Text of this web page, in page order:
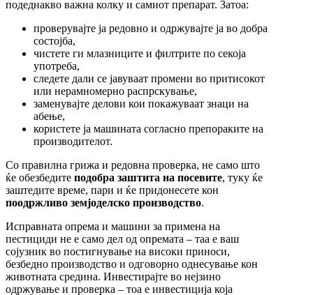
подеднакво важна колку и самиот препарат. Затоа:
проверувајте ја редовно и одржувајте ја во добра
состојба,
чистете ги млазниците и филтрите по секоја
употреба,
следете дали се јавуваат промени во притисокот
или нерамномерно распрскување,
заменувајте делови кои покажуваат знаци на
абење,
користете ја машината согласно препораките на
производителот.
Со правилна грижа и редовна проверка, не само што
ќе обезбедите подобра заштита на посевите, туку ќе
заштедите време, пари и ќе придонесете кон
поодржливо земјоделско производство.
Исправната опрема и машини за примена на
пестициди не е само дел од опремата – таа е ваш
сојузник во постигнување на високи приноси,
безбедно производство и одговорно однесување кон
животната средина. Инвестирајте во нејзино
одржување и проверка – тоа е инвестиција која